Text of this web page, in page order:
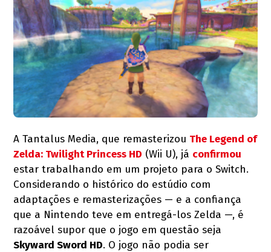
A Tantalus Media, que remasterizou The Legend of
Zelda: Twilight Princess HD (Wii U), já confirmou
estar trabalhando em um projeto para o Switch.
Considerando o histórico do estúdio com
adaptações e remasterizações — e a confiança
que a Nintendo teve em entregá-los Zelda —, é
razoável supor que o jogo em questão seja
Skyward Sword HD. O jogo não podia ser